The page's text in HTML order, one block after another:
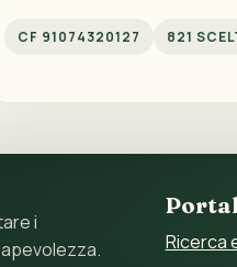
CF 91074320127 821
i
Ricerca